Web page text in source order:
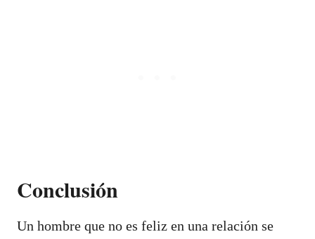
Conclusión
Un hombre que no es feliz en una relación se